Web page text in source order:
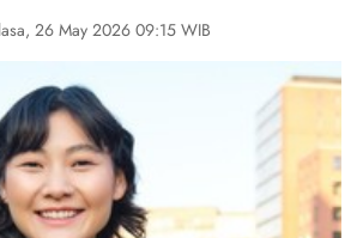
26 May 2026 09:15 WIB